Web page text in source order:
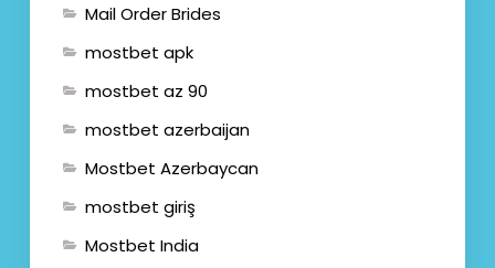
Mail Order Brides
mostbet apk
mostbet az 90
mostbet azerbaijan
Mostbet Azerbaycan
mostbet giriş
Mostbet India